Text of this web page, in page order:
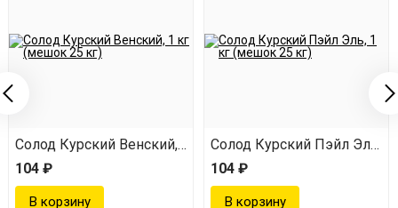
Солод Курский Карамельный 200, 1 кг (мешок 25 кг)
Солод Курский Венский, 1 кг (мешок 25 кг)
104 ₽
Солод Курский Пэйл Эль, 1
104 ₽